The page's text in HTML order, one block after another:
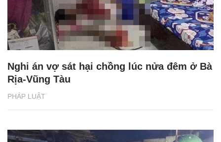
PHÁP LUẬT
Nghi án vợ sát hại chồng lúc nửa đêm ở Bà
Rịa-Vũng Tàu